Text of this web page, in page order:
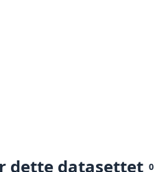
dette datasettet 0